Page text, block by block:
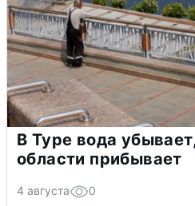
В Туре вода
области прибывает
4 августа 0